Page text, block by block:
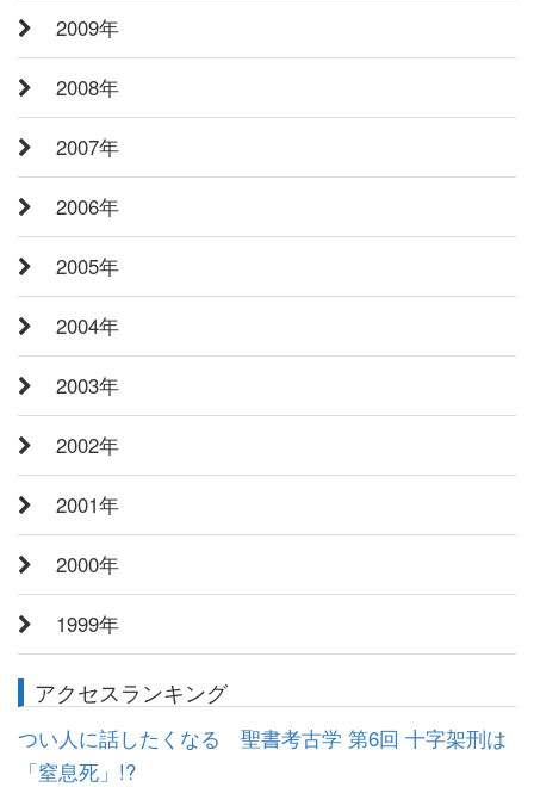
2009年
2008年
2007年
2006年
2005年
2004年
2003年
2002年
2001年
2000年
1999年
アクセスランキング
つい人に話したくなる 聖書考古学 第6回 十字架刑は
「窒息死」!?